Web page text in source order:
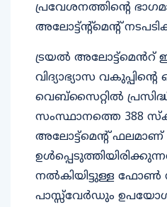
പ്രവേശനത്തിൻ്റെ
അലോട്ട്ന്റ്മെന്റ്
ട്രയൽ അലോട്ട്മെൻറ്
വിദ്യാഭ്യാസ
വെബ്സൈറ്റിൽ
സംസ്ഥാനത്തെ 388
അലോട്ട്മെന്റ് ഫലമാണ്
നൽകിയിട്ടുള്ള ഫോൺ
പാസ്സ്‌വേർഡും